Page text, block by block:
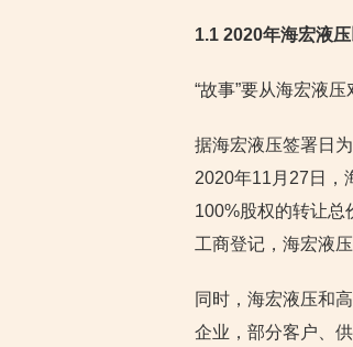
1.1 2020年海宏液
“故事”要从海宏液
据海宏液压签署日
2020年11月27日，
100%股权的转让总
工商登记，海宏液
同时，海宏液压和
企业，部分客户、